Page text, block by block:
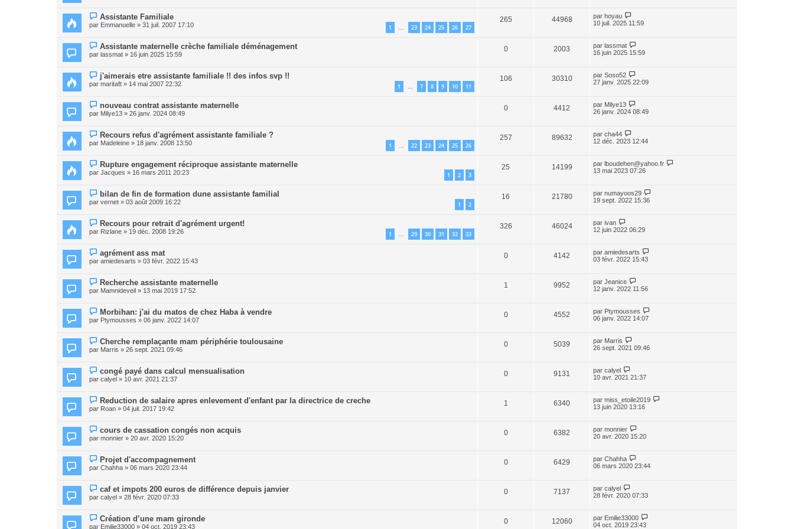
Assistante Familiale
par Emmanuelle » 31 juil. 2007 17:10 1 … 23 24 25 26 27
265 44968 par hoyau
10 juil. 2025 11:59
Assistante maternelle crèche familiale déménagement
par lassmat » 16 juin 2025 15:59
0 2003 par lassmat
16 juin 2025 15:59
j'aimerais etre assistante familiale !! des infos svp !!
par maritaft » 14 mai 2007 22:32 1 … 7 8 9 10 11
106 30310 par Soso52
27 janv. 2025 22:09
nouveau contrat assistante maternelle
par Milye13 » 26 janv. 2024 08:49
0 4412 par Milye13
26 janv. 2024 08:49
Recours refus d'agrément assistante familiale ?
par Madeleine » 18 janv. 2008 13:50 1 … 22 23 24 25 26
257 89632 par cha44
12 déc. 2023 12:44
Rupture engagement réciproque assistante maternelle
par Jacques » 16 mars 2011 20:23 1 2 3
25 14199 par lboudehen@yahoo.fr
13 mai 2023 07:26
bilan de fin de formation dune assistante familial
par vernet » 03 août 2009 16:22 1 2
16 21780 par numayoos29
19 sept. 2022 15:36
Recours pour retrait d'agrément urgent!
par Rizlane » 19 déc. 2008 19:26 1 … 29 30 31 32 33
326 46024 par ivan
12 juin 2022 06:29
agrément ass mat
par amiedesarts » 03 févr. 2022 15:43
0 4142 par amiedesarts
03 févr. 2022 15:43
Recherche assistante maternelle
par Mamnideveil » 13 mai 2019 17:52
1 9952 par Jeanice
12 janv. 2022 11:56
Morbihan: j'ai du matos de chez Haba à vendre
par Ptymousses » 06 janv. 2022 14:07
0 4552 par Ptymousses
06 janv. 2022 14:07
Cherche remplaçante mam périphérie toulousaine
par Marris » 26 sept. 2021 09:46
0 5039 par Marris
26 sept. 2021 09:46
congé payé dans calcul mensualisation
par calyel » 10 avr. 2021 21:37
0 9131 par calyel
10 avr. 2021 21:37
Reduction de salaire apres enlevement d'enfant par la directrice de creche
par Roan » 04 juil. 2017 19:42
1 6340 par miss_etoile2019
13 juin 2020 13:16
cours de cassation congés non acquis
par monnier » 20 avr. 2020 15:20
0 6382 par monnier
20 avr. 2020 15:20
Projet d'accompagnement
par Chahha » 06 mars 2020 23:44
0 6429 par Chahha
06 mars 2020 23:44
caf et impots 200 euros de différence depuis janvier
par calyel » 28 févr. 2020 07:33
0 7137 par calyel
28 févr. 2020 07:33
Création d’une mam gironde
par Emilie33000 » 04 oct. 2019 23:43
0 12060 par Emilie33000
04 oct. 2019 23:43